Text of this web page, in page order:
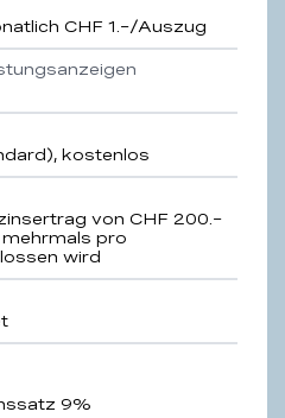
CHF 1.–/Auszug
kostenlos
von CHF 200.–
pro
wird
9%